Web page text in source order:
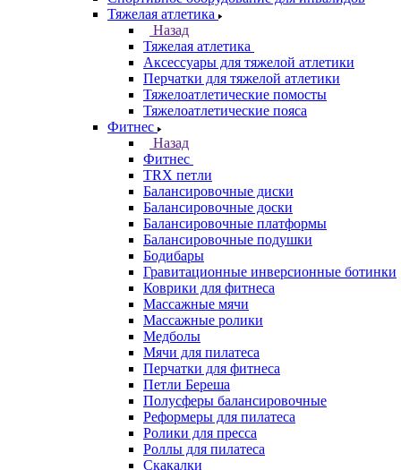
Тяжелая атлетика
Назад
Тяжелая атлетика
Аксессуары для тяжелой атлетики
Перчатки для тяжелой атлетики
Тяжелоатлетические помосты
Тяжелоатлетические пояса
Фитнес
Назад
Фитнес
TRX петли
Балансировочные диски
Балансировочные доски
Балансировочные платформы
Балансировочные подушки
Бодибары
Гравитационные инверсионные ботинки
Коврики для фитнеса
Массажные мячи
Массажные ролики
Медболы
Мячи для пилатеса
Перчатки для фитнеса
Петли Береша
Полусферы балансировочные
Реформеры для пилатеса
Ролики для пресса
Роллы для пилатеса
Скакалки